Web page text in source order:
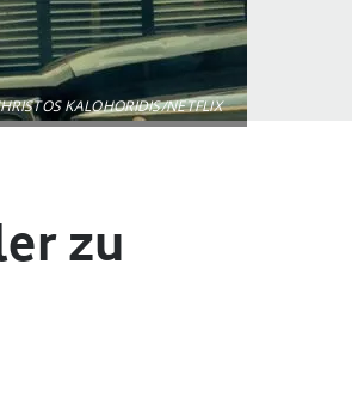
KALOHORIDIS/NETFLIX
zu